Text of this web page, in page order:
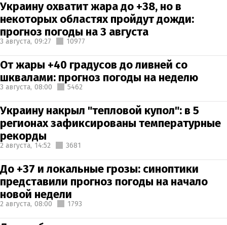
Украину охватит жара до +38, но в
некоторых областях пройдут дожди:
прогноз погоды на 3 августа
3 августа, 09:27 10977
От жары +40 градусов до ливней со
шквалами: прогноз погоды на неделю
3 августа, 08:00 5462
Украину накрыл "тепловой купол": в 5
регионах зафиксированы температурные
рекорды
2 августа, 14:52 3681
До +37 и локальные грозы: синоптики
представили прогноз погоды на начало
новой недели
2 августа, 08:00 1793